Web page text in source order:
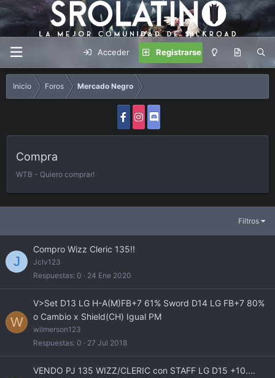
Acceder Registrarse
Inicio Foros Mercado Negro
Compra
WTB - Quiero comprar!
Filtros
J
Compro Wizz Cleric 135!!
Jclv123
Respuestas 0 24 Ene 2020
W
V>Set D13 LG H-A(M)FB+7 61% Sword D14 LG FB+7 80%
o Cambio x Shield(CH) Igual PM
wilmerson123
Respuestas 0 27 Jul 2018
VENDO PJ 135 WIZZ/CLERIC con STAFF LG D15 +10....